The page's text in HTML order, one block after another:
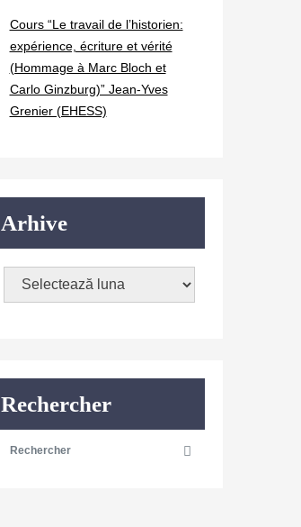
Cours “Le travail de l’historien:
expérience, écriture et vérité
(Hommage à Marc Bloch et
Carlo Ginzburg)” Jean-Yves
Grenier (EHESS)
Arhive
Rechercher